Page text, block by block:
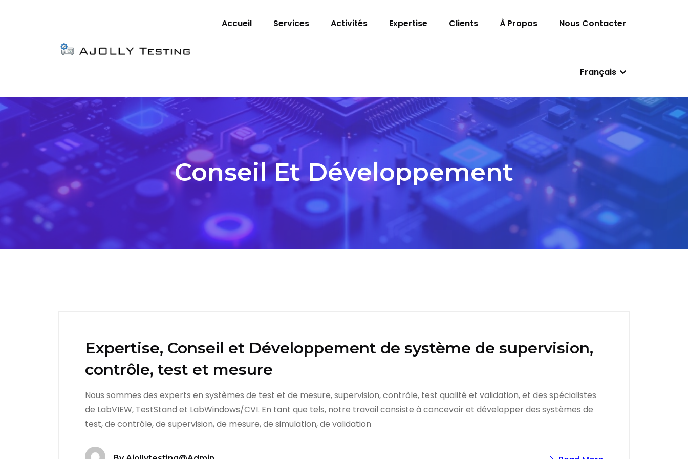
Accueil Services Activités Expertise Clients À Propos Nous Contacter
Français
Conseil Et Développement
Expertise, Conseil et Développement de système de supervision,
contrôle, test et mesure
Nous sommes des experts en systèmes de test et de mesure, supervision, contrôle, test qualité et validation, et des spécialistes
de LabVIEW, TestStand et LabWindows/CVI. En tant que tels, notre travail consiste à concevoir et développer des systèmes de
test, de contrôle, de supervision, de mesure, de simulation, de validation